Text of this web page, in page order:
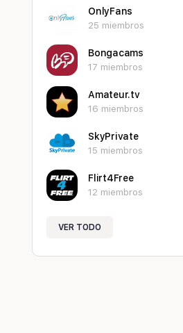
OnlyFans
25 miembros
Bongacams
17 miembros
Amateur.tv
16 miembros
SkyPrivate
15 miembros
Flirt4Free
12 miembros
VER TODO